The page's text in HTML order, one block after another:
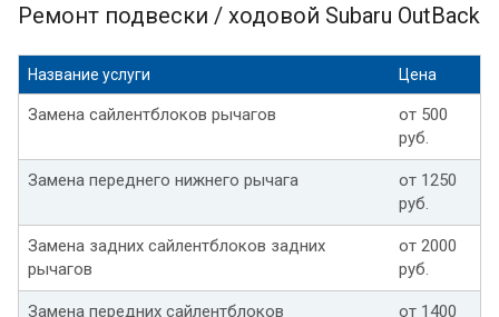
Ремонт подвески / ходовой Subaru OutBack
Название услуги Цена
Замена сайлентблоков рычагов
от 500
руб.
Замена переднего нижнего рычага
от 1250
руб.
Замена задних сайлентблоков задних
рычагов
от 2000
руб.
Замена передних сайлентблоков
от 1400